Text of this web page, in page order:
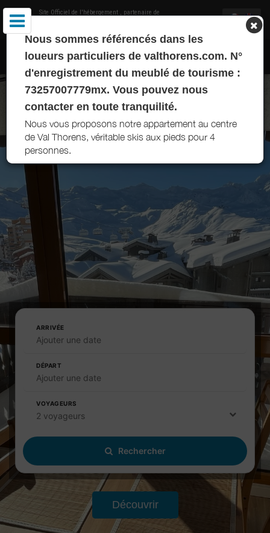
Site Officiel de l'hébergement , partenaire de
APPARTEMENT SENGELIN VAL THORENS
Nous sommes référencés dans les
loueurs particuliers de valthorens.com. N°
d'enregistrement du meublé de tourisme :
73257007779mx. Vous pouvez nous
contacter en toute tranquilité.
Nous vous proposons notre appartement au centre
de Val Thorens, véritable skis aux pieds pour 4
personnes.
ARRIVÉE
Ajouter une date
DÉPART
Ajouter une date
VOYAGEURS
2 voyageurs
Rechercher
Découvrir